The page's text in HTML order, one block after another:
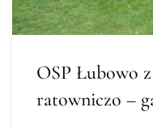
OSP Łubowo
ratowniczo –